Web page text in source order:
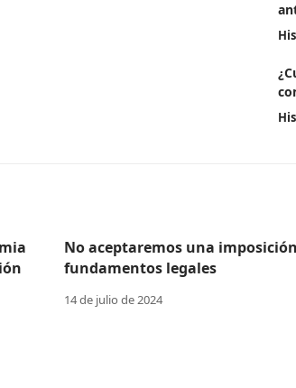
No aceptaremos una
fundamentos legales
14 de julio de 2024